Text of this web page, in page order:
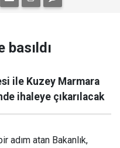
ile Kuzey Marmara
ihaleye çıkarılacak
adım atan Bakanlık,